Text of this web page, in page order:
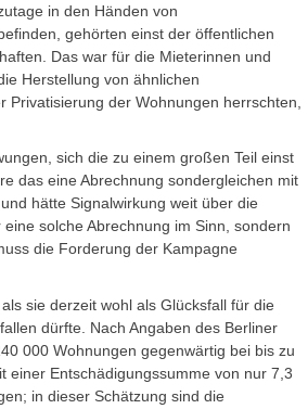
in den Händen von
gehörten einst der öffentlichen
Das war für die Mieterinnen und
Herstellung von ähnlichen
der Wohnungen herrschten,
sich die zu einem großen Teil einst
das eine Abrechnung sondergleichen mit
hätte Signalwirkung weit über die
solche Abrechnung im Sinn, sondern
die Forderung der Kampagne
sie derzeit wohl als Glücksfall für die
dürfte. Nach Angaben des Berliner
000 Wohnungen gegenwärtig bei bis zu
einer Entschädigungssumme von nur 7,3
in dieser Schätzung sind die